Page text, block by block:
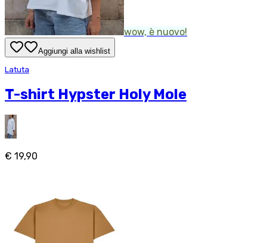
wow, è nuovo!
Aggiungi alla wishlist
Latuta
T-shirt Hypster Holy Mole
€ 19,90